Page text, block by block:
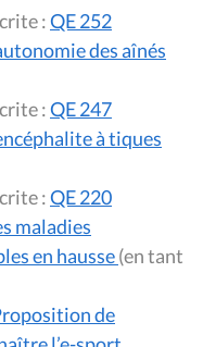
Question écrite :QE 252
Dominique - L'autonomie des aînés
Question écrite :QE 247
à tiques
Question écrite :QE 220
maladies
en hausse(en tant
de